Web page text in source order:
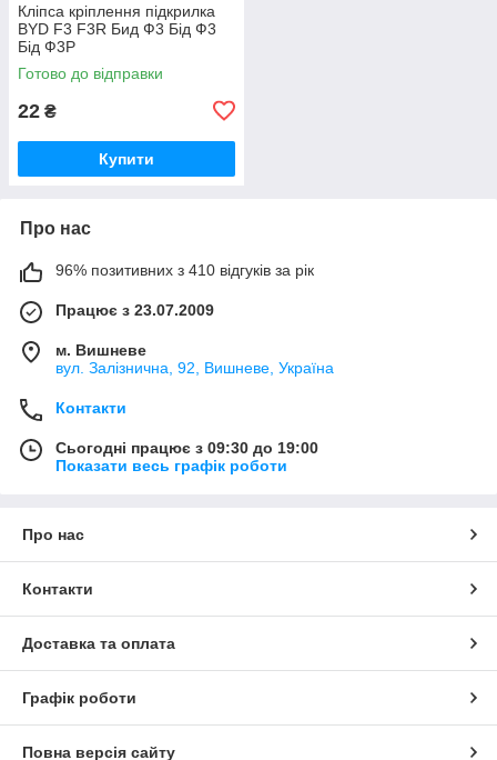
Кліпса кріплення підкрилка
BYD F3 F3R Бид Ф3 Бід Ф3
Бід Ф3Р
Готово до відправки
22 ₴
Купити
Про нас
96% позитивних з 410 відгуків за рік
Працює з 23.07.2009
м. Вишневе
вул. Залізнична, 92, Вишневе, Україна
Контакти
Сьогодні працює з 09:30 до 19:00
Показати весь графік роботи
Про нас
Контакти
Доставка та оплата
Графік роботи
Повна версія сайту